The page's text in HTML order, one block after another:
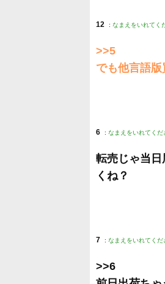
12 : なまえをいれてく
>>5
でも他言語
6 : なまえをいれてくだ
転売じゃ当
くね？
7 : なまえをいれてくだ
>>6